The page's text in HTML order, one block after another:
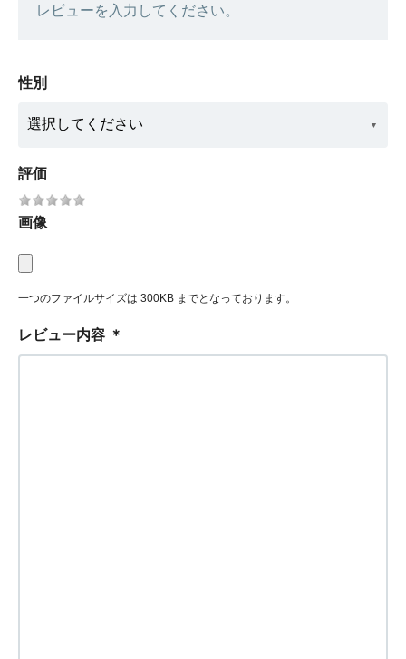
レビューを入力してください。
性別
評価
画像
一つのファイルサイズは 300KB までとなっております。
レビュー内容 ＊